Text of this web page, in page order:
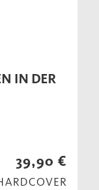
IN DER
39,90 €